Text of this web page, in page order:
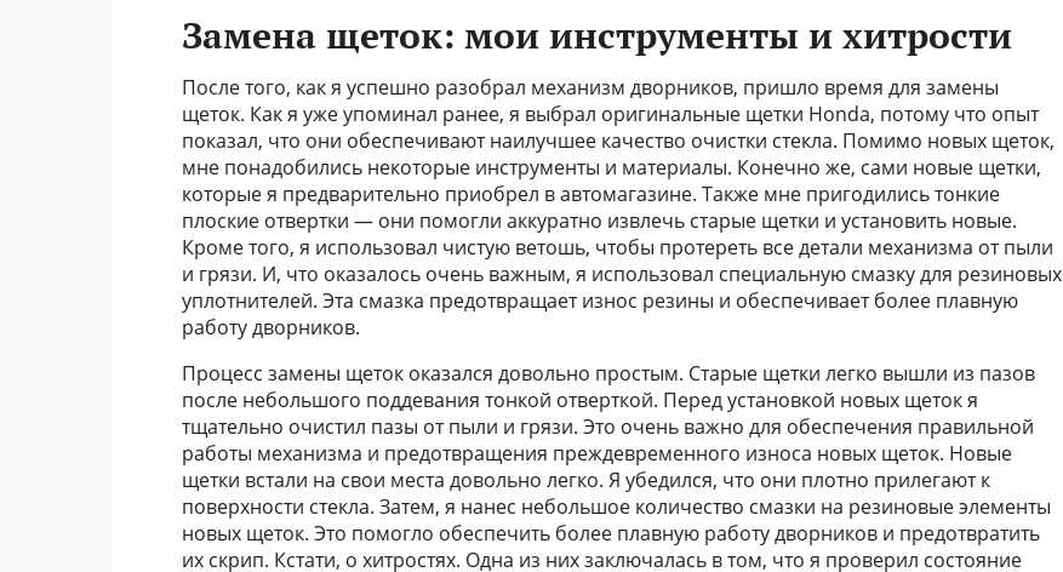
Замена щеток: мои инструменты и хитрости
После того, как я успешно разобрал механизм дворников, пришло время для замены
щеток. Как я уже упоминал ранее, я выбрал оригинальные щетки Honda, потому что опыт
показал, что они обеспечивают наилучшее качество очистки стекла. Помимо новых щеток,
мне понадобились некоторые инструменты и материалы. Конечно же, сами новые щетки,
которые я предварительно приобрел в автомагазине. Также мне пригодились тонкие
плоские отвертки — они помогли аккуратно извлечь старые щетки и установить новые.
Кроме того, я использовал чистую ветошь, чтобы протереть все детали механизма от пыли
и грязи. И, что оказалось очень важным, я использовал специальную смазку для резиновых
уплотнителей. Эта смазка предотвращает износ резины и обеспечивает более плавную
работу дворников.
Процесс замены щеток оказался довольно простым. Старые щетки легко вышли из пазов
после небольшого поддевания тонкой отверткой. Перед установкой новых щеток я
тщательно очистил пазы от пыли и грязи. Это очень важно для обеспечения правильной
работы механизма и предотвращения преждевременного износа новых щеток. Новые
щетки встали на свои места довольно легко. Я убедился, что они плотно прилегают к
поверхности стекла. Затем, я нанес небольшое количество смазки на резиновые элементы
новых щеток. Это помогло обеспечить более плавную работу дворников и предотвратить
их скрип. Кстати, о хитростях. Одна из них заключалась в том, что я проверил состояние